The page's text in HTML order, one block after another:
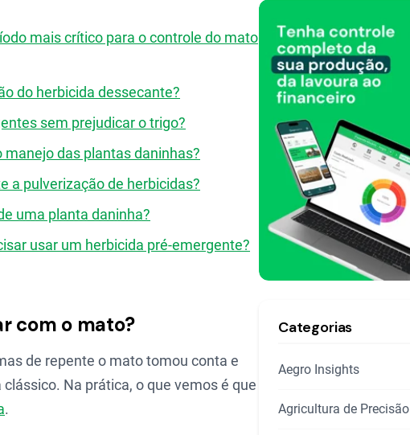
mais crítico para o controle do mato
do herbicida dessecante?
sem prejudicar o trigo?
das plantas daninhas?
a pulverização de herbicidas?
uma planta daninha?
usar um herbicida pré-emergente?
com o mato?
de repente o mato tomou conta e
Na prática, o que vemos é que
.
Categorias
Aegro Insights
Agricultura de Precisão